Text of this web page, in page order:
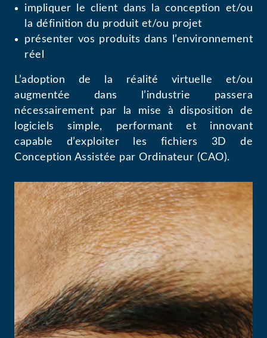
impliquer le client dans la conception et/ou
la définition du produit et/ou projet
présenter vos produits dans l’environnement
réel
L’adoption de la réalité virtuelle et/ou
augmentée dans l’industrie passera
nécessairement par la mise à disposition de
logiciels simple, performant et innovant
capable d’exploiter les fichiers 3D de
Conception Assistée par Ordinateur (CAO).